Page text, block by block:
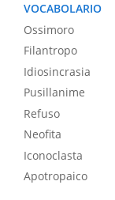
VOCABOLARIO
Ossimoro
Filantropo
Idiosincrasia
Pusillanime
Refuso
Neofita
Iconoclasta
Apotropaico